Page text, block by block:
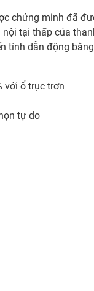
chứng minh đã
tại thấp của
tính dẫn động
với ổ trục trơn
tự do